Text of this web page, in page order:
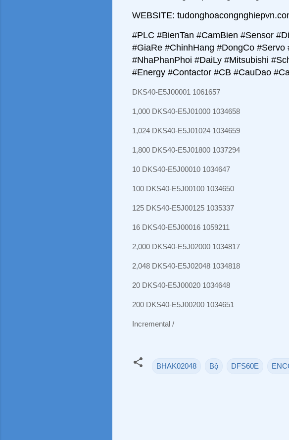
WEBSITE:
#PLC #BienTan #CamBien #Sensor
#GiaRe #ChinhHang #DongCo
#NhaPhanPhoi #DaiLy #Mitsubishi
#Energy #Contactor #CB #CauDao
DKS40-E5J00001 1061657
1,000 DKS40-E5J01000 1034658
1,024 DKS40-E5J01024 1034659
1,800 DKS40-E5J01800 1037294
10 DKS40-E5J00010 1034647
100 DKS40-E5J00100 1034650
125 DKS40-E5J00125 1035337
16 DKS40-E5J00016 1059211
2,000 DKS40-E5J02000 1034817
2,048 DKS40-E5J02048 1034818
20 DKS40-E5J00020 1034648
200 DKS40-E5J00200 1034651
Incremental /
BHAK02048 Bộ DFS60E